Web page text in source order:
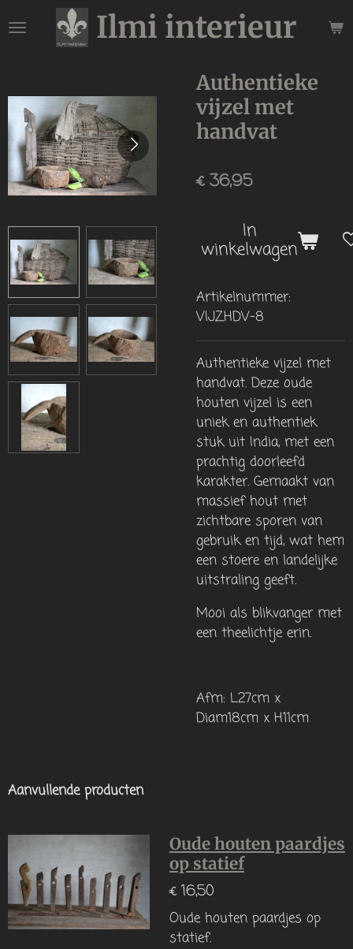
direct
hoofdinhoud
Ilmi interieur
Authentieke
vijzel met
handvat
€ 36,95
In
winkelwagen
Artikelnummer:
VIJZHDV-8
Authentieke vijzel met
handvat. Deze oude
houten vijzel is een
uniek en authentiek
stuk uit India, met een
prachtig doorleefd
karakter. Gemaakt van
massief hout met
zichtbare sporen van
gebruik en tijd, wat hem
een stoere en landelijke
uitstraling geeft.
Mooi als blikvanger met
een theelichtje erin.
Afm: L27cm x
Diam18cm x H11cm
Aanvullende producten
Oude houten paardjes
op statief
€ 16,50
Oude houten paardjes op
statief.